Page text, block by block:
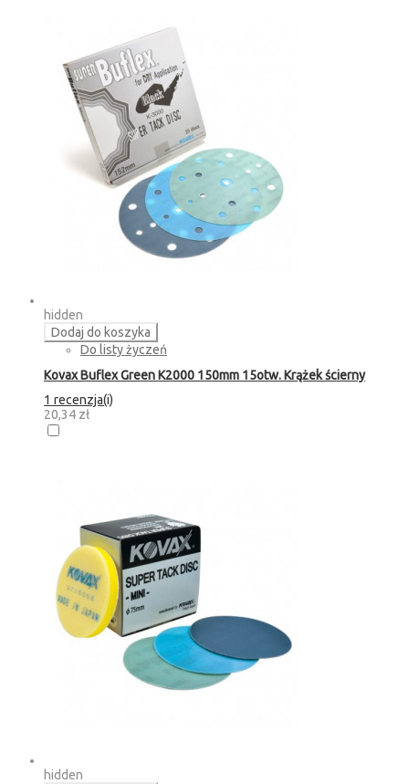
hidden
Dodaj do koszyka
Do listy życzeń
Kovax Buflex Green K2000 150mm 15otw. Krążek ścierny
1 recenzja(i)
20,34 zł
hidden